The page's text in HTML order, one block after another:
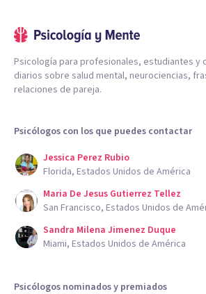
Psicología para profesionales, estudiantes y
diarios sobre salud mental, neurociencias,
relaciones de pareja.
Psicólogos con los que puedes contactar
Jessica Perez Rubio
Florida, Estados Unidos de América
Maria De Jesus Gutierrez Tellez
San Francisco, Estados Unidos de
Sandra Milena Jimenez Duque
Miami, Estados Unidos de América
Psicólogos nominados y premiados